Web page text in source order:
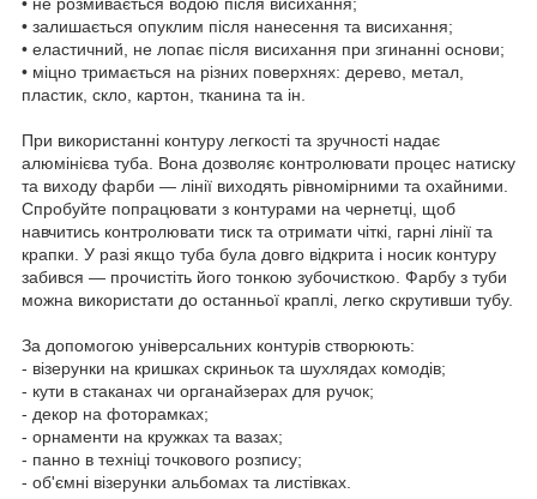
• залишається опуклим після нанесення та висихання;
• еластичний, не лопає після висихання при згинанні основи;
• міцно тримається на різних поверхнях: дерево, метал,
пластик, скло, картон, тканина та ін.
При використанні контуру легкості та зручності надає
алюмінієва туба. Вона дозволяє контролювати процес натиску
та виходу фарби — лінії виходять рівномірними та охайними.
Спробуйте попрацювати з контурами на чернетці, щоб
навчитись контролювати тиск та отримати чіткі, гарні лінії та
крапки. У разі якщо туба була довго відкрита і носик контуру
забився — прочистіть його тонкою зубочисткою. Фарбу з туби
можна використати до останньої краплі, легко скрутивши тубу.
За допомогою універсальних контурів створюють:
- візерунки на кришках скриньок та шухлядах комодів;
- кути в стаканах чи органайзерах для ручок;
- декор на фоторамках;
- орнаменти на кружках та вазах;
- панно в техніці точкового розпису;
- об'ємні візерунки альбомах та листівках.